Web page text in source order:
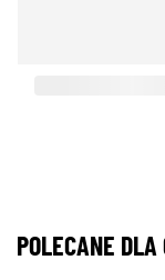
POLECANE